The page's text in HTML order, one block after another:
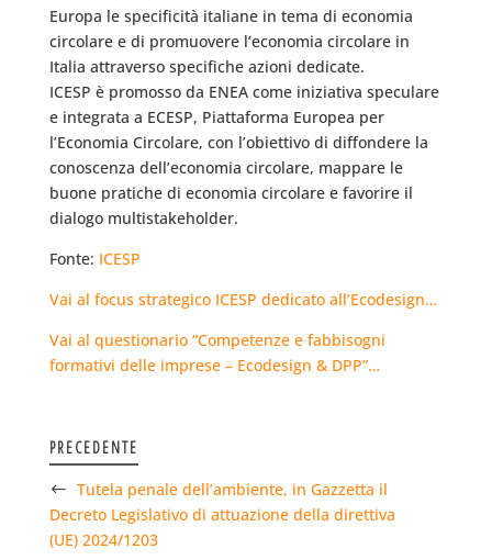
Europa le specificità italiane in tema di economia
circolare e di promuovere l’economia circolare in
Italia attraverso specifiche azioni dedicate.
ICESP è promosso da ENEA come iniziativa speculare
e integrata a ECESP, Piattaforma Europea per
l’Economia Circolare, con l’obiettivo di diffondere la
conoscenza dell’economia circolare, mappare le
buone pratiche di economia circolare e favorire il
dialogo multistakeholder.
Fonte: ICESP
Vai al focus strategico ICESP dedicato all’Ecodesign…
Vai al questionario “Competenze e fabbisogni
formativi delle imprese – Ecodesign & DPP”…
PRECEDENTE
Tutela penale dell’ambiente, in Gazzetta il
Decreto Legislativo di attuazione della direttiva
(UE) 2024/1203